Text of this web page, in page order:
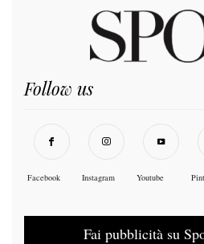
Follow us
Facebook Instagram Youtube
Fai pubblicità su